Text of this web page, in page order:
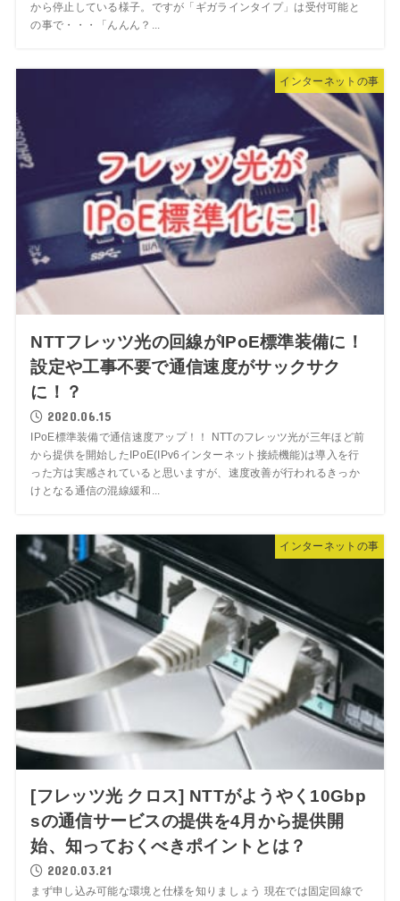
から停止している様子。ですが「ギガラインタイプ」は受付可能と
の事で・・・「んんん？...
インターネットの事
NTTフレッツ光の回線がIPoE標準装備に！
設定や工事不要で通信速度がサックサク
に！？
2020.06.15
IPoE標準装備で通信速度アップ！！ NTTのフレッツ光が三年ほど前
から提供を開始したIPoE(IPv6インターネット接続機能)は導入を行
った方は実感されていると思いますが、速度改善が行われるきっか
けとなる通信の混線緩和...
インターネットの事
[フレッツ光 クロス] NTTがようやく10Gbp
sの通信サービスの提供を4月から提供開
始、知っておくべきポイントとは？
2020.03.21
まず申し込み可能な環境と仕様を知りましょう 現在では固定回線で